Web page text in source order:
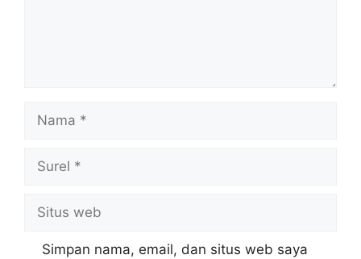
Nama
Surel
Situs
web
Simpan nama, email, dan situs web saya